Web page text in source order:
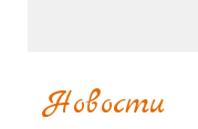
Новости